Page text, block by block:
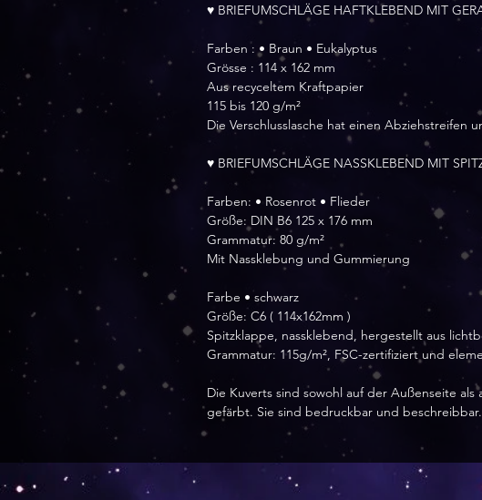
♥ BRIEFUMSCHLÄGE HAFTKLEBEND MIT
Farben : • Braun • Eukalyptus
Grösse : 114 x 162 mm
Aus recyceltem Kraftpapier
115 bis 120 g/m²
Die Verschlusslasche hat einen Abziehstreifen
♥ BRIEFUMSCHLÄGE NASSKLEBEND MIT
Farben: • Rosenrot • Flieder
Größe: DIN B6 125 x 176 mm
Grammatur: 80 g/m²
Mit Nassklebung und Gummierung
Farbe • schwarz
Größe: C6 ( 114x162mm )
Spitzklappe, nassklebend, hergestellt aus
Grammatur: 115g/m², FSC-zertifiziert und
Die Kuverts sind sowohl auf der Außenseite als
gefärbt. Sie sind bedruckbar und beschreibbar.